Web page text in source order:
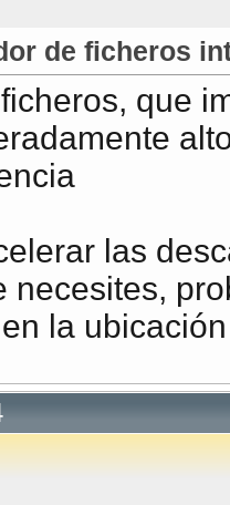
de ficheros
que
las
necesites,
la